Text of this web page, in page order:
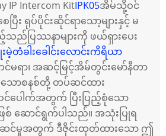
IP Intercom KitIPK05အိမ်သို့ဝင်
ပြီး ရုပ်ပိုင်းဆိုင်ရာသော့များနှင့် မ
သည်ပြဿနာများကို ဖယ်ရှားပေး
မဲ့တံခါးခေါင်းလောင်းကိရိယာ
မရာ၊ အဆင့်မြင့်အိမ်တွင်းမော်နီတာ
ောစနစ်တို့ တပ်ဆင်ထား
ပေါက်အတွက် ပြီးပြည့်စုံသော
ြစ် ဆောင်ရွက်ပါသည်။ အသုံးပြုရ
င်မှုအတွက် ဒီဇိုင်းထုတ်ထားသော ဤ